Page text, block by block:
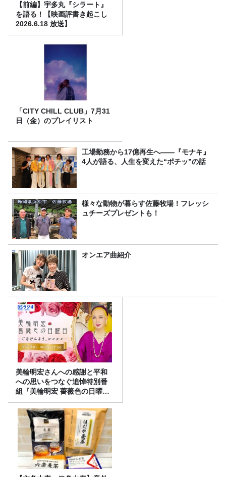
【前編】宇多丸『シラート』
を語る！【映画評書き起こし
2026.6.18 放送】
「CITY CHILL CLUB」7月31
日（金）のプレイリスト
工場勤務から17億再生へ——『モナキ』
4人が語る、人生を変えた“ポチッ”の話
様々な動物が暮らす佐藤牧場！フレッシ
ュチーズプレゼントも！
オンエア曲紹介
美輪明宏さんへの感謝と平和
への思いをつなぐ追悼特別番
組『美輪明宏 薔薇色の日曜日
～ごきげんよう、ルンルン
～』8/9（日）16時放送